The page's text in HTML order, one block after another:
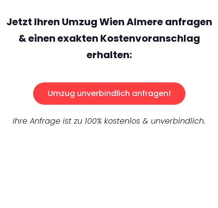
Jetzt Ihren Umzug Wien Almere anfragen
& einen exakten Kostenvoranschlag
erhalten:
Umzug unverbindlich anfragen!
Ihre Anfrage ist zu 100% kostenlos & unverbindlich.